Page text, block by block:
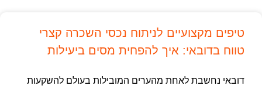
טיפים מקצועיים לניתוח נכסי השכרה קצרי
טווח בדובאי: איך להפחית מסים ביעילות
דובאי נחשבת לאחת מהערים המובילות בעולם להשקעות